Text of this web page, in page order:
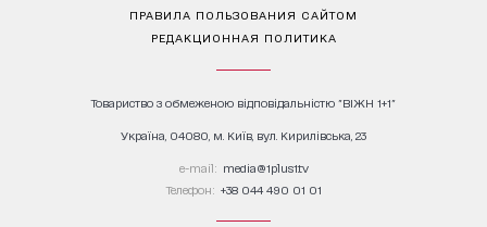
ПРАВИЛА ПОЛЬЗОВАНИЯ САЙТОМ
РЕДАКЦИОННАЯ ПОЛИТИКА
Товариство з обмеженою відповідальністю "ВІЖН 1+1"
Україна, 04080, м. Київ, вул. Кирилівська, 23
е-mail: media@1plus1.tv
Телефон: +38 044 490 01 01